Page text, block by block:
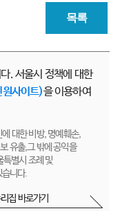
목록
. 서울시 정책에 대한
사이트)을 이용하여
대한 비방, 명예훼손,
유출,그 밖에 공익을
특별시 조례 및
니다.
집 바로가기